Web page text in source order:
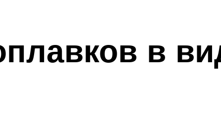
в